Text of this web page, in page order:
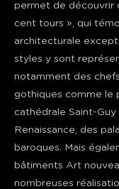
permet de découvrir
cent tours », qui
architecturale
styles y sont
notamment des
gothiques comme le
cathédrale Saint-Guy
Renaissance, des
baroques. Mais
bâtiments Art
nombreuses